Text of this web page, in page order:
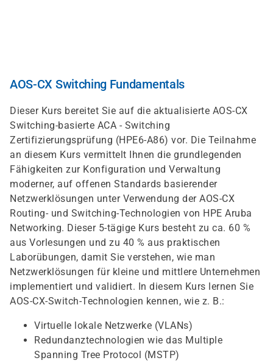
AOS-CX Switching Fundamentals
Dieser Kurs bereitet Sie auf die aktualisierte AOS-CX
Switching-basierte ACA - Switching
Zertifizierungsprüfung (HPE6-A86) vor. Die Teilnahme
an diesem Kurs vermittelt Ihnen die grundlegenden
Fähigkeiten zur Konfiguration und Verwaltung
moderner, auf offenen Standards basierender
Netzwerklösungen unter Verwendung der AOS-CX
Routing- und Switching-Technologien von HPE Aruba
Networking. Dieser 5-tägige Kurs besteht zu ca. 60 %
aus Vorlesungen und zu 40 % aus praktischen
Laborübungen, damit Sie verstehen, wie man
Netzwerklösungen für kleine und mittlere Unternehmen
implementiert und validiert. In diesem Kurs lernen Sie
AOS-CX-Switch-Technologien kennen, wie z. B.:
Virtuelle lokale Netzwerke (VLANs)
Redundanztechnologien wie das Multiple
Spanning Tree Protocol (MSTP)